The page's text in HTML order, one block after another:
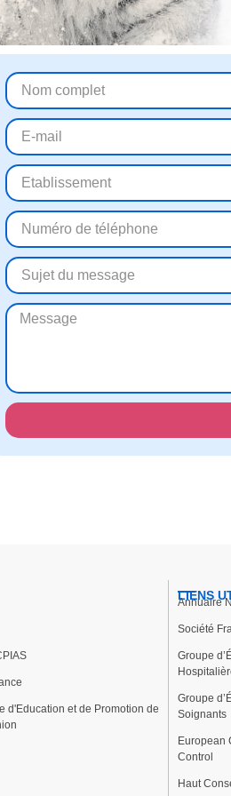
d'Education et de Promotion de
LIENS
Annuaire
Société
Groupe
Groupe
Soignants
European
Control
Haut